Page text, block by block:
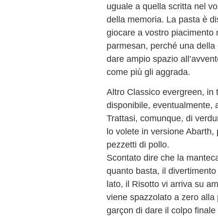
uguale a quella scritta nel
della memoria. La pasta è
giocare a vostro piacimento
parmesan, perché una
dare ampio spazio
come più gli aggrada.
Altro Classico evergreen, in
disponibile, eventualmente,
Trattasi, comunque, di
lo volete in versione
pezzetti di pollo.
Scontato dire che la
quanto basta, il
lato, il Risotto vi arriva su
viene spazzolato a zero
garçon di dare il colpo